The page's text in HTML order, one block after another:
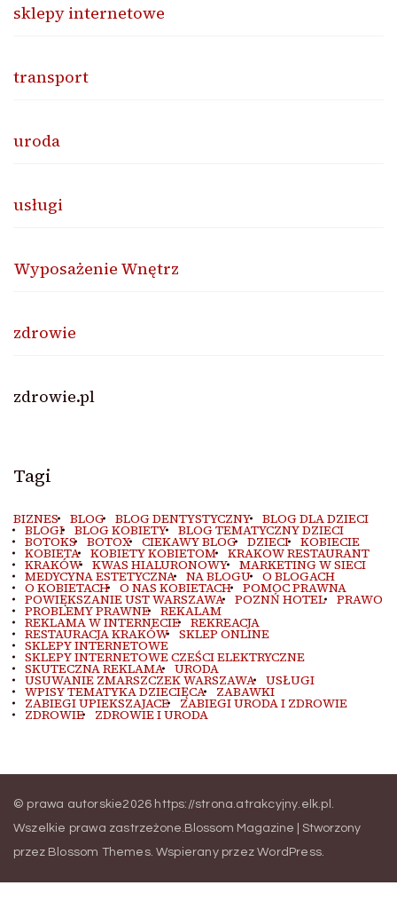
sklepy internetowe
transport
uroda
usługi
Wyposażenie Wnętrz
zdrowie
zdrowie.pl
Tagi
BIZNES BLOG BLOG DENTYSTYCZNY BLOG DLA DZIECI
BLOGI BLOG KOBIETY BLOG TEMATYCZNY DZIECI
BOTOKS BOTOX CIEKAWY BLOG DZIECI KOBIECIE
KOBIETA KOBIETY KOBIETOM KRAKOW RESTAURANT
KRAKÓW KWAS HIALURONOWY MARKETING W SIECI
MEDYCYNA ESTETYCZNA NA BLOGU O BLOGACH
O KOBIETACH O NAS KOBIETACH POMOC PRAWNA
POWIĘKSZANIE UST WARSZAWA POZNŃ HOTEL PRAWO
PROBLEMY PRAWNE REKALAM
REKLAMA W INTERNECIE REKREACJA
RESTAURACJA KRAKÓW SKLEP ONLINE
SKLEPY INTERNETOWE
SKLEPY INTERNETOWE CZEŚCI ELEKTRYCZNE
SKUTECZNA REKLAMA URODA
USUWANIE ZMARSZCZEK WARSZAWA USŁUGI
WPISY TEMATYKA DZIECIĘCA ZABAWKI
ZABIEGI UPIEKSZAJACE ZABIEGI URODA I ZDROWIE
ZDROWIE ZDROWIE I URODA
© prawa autorskie2026 https://strona.atrakcyjny.elk.pl
Wszelkie prawa zastrzeżone. Blossom Magazine | Stworzony
przez Blossom Themes. Wspierany przezWordPress